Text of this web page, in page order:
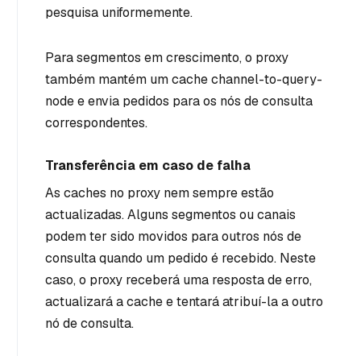
pesquisa uniformemente.
Para segmentos em crescimento, o proxy
também mantém um cache channel-to-query-
node e envia pedidos para os nós de consulta
correspondentes.
Transferência em caso de falha
As caches no proxy nem sempre estão
actualizadas. Alguns segmentos ou canais
podem ter sido movidos para outros nós de
consulta quando um pedido é recebido. Neste
caso, o proxy receberá uma resposta de erro,
actualizará a cache e tentará atribuí-la a outro
nó de consulta.